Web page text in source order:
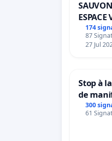
ESPACE
174
87
27 Jul
Stop à
de
300
61